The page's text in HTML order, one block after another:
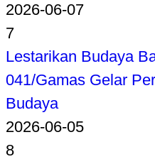
2026-06-07
7
Lestarikan Budaya
041/Gamas Gelar
Budaya
2026-06-05
8